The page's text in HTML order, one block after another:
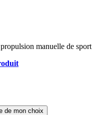
manuelle de sport
de mon choix